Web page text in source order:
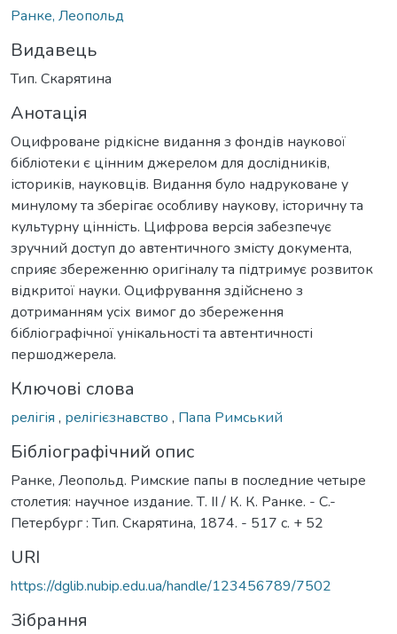
Ранке, Леопольд
Видавець
Тип. Скарятина
Анотація
Оцифроване рідкісне видання з фондів наукової
бібліотеки є цінним джерелом для дослідників,
істориків, науковців. Видання було надруковане у
минулому та зберігає особливу наукову, історичну та
культурну цінність. Цифрова версія забезпечує
зручний доступ до автентичного змісту документа,
сприяє збереженню оригіналу та підтримує розвиток
відкритої науки. Оцифрування здійснено з
дотриманням усіх вимог до збереження
бібліографічної унікальності та автентичності
першоджерела.
Ключові слова
релігія , релігієзнавство , Папа Римський
Бібліографічний опис
Ранке, Леопольд. Римские папы в последние четыре
столетия: научное издание. Т. II / К. К. Ранке. - С.-
Петербург : Тип. Скарятина, 1874. - 517 с. + 52
URI
https://dglib.nubip.edu.ua/handle/123456789/7502
Зібрання